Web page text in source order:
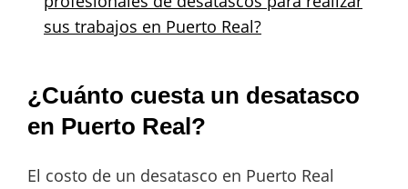
sus trabajos en Puerto Real?
¿Cuánto cuesta un desatasco
en Puerto Real?
El costo de un desatasco en Puerto Real